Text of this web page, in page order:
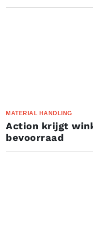
MATERIAL HANDLING
Action krijgt
bevoorraad